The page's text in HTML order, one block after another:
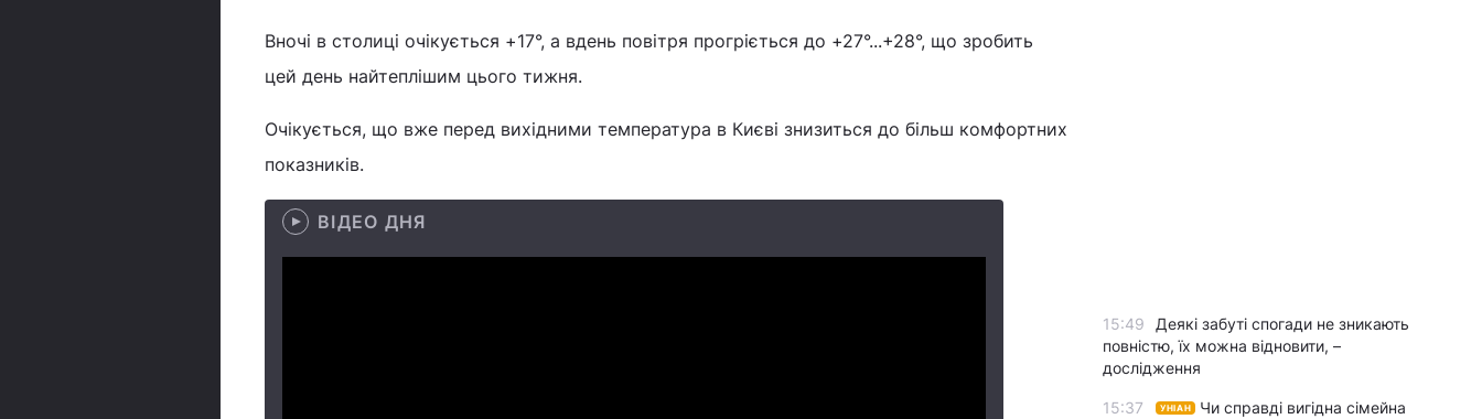
Вночі в столиці очікується +17°, а вдень повітря прогріється до +27°...+28°, що зробить
цей день найтеплішим цього тижня.
Очікується, що вже перед вихідними температура в Києві знизиться до більш комфортних
показників.
ВІДЕО ДНЯ
15:49
Деякі забуті спогади не зникають
повністю, їх можна відновити, –
дослідження
15:37 УНІАН
Чи справді вигідна сімейна